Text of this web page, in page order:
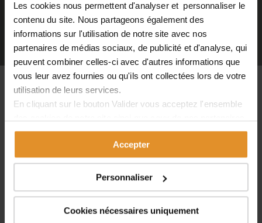
Les cookies nous permettent d'analyser et personnaliser le
contenu du site. Nous partageons également des
informations sur l'utilisation de notre site avec nos
partenaires de médias sociaux, de publicité et d'analyse, qui
peuvent combiner celles-ci avec d'autres informations que
vous leur avez fournies ou qu'ils ont collectées lors de votre
utilisation de leurs services.
En cliquant sur le bouton Validervous acceptez l'ensemble
Vous pouvez également choisir les catégories de cookies
que vous acceptez en cliquant sur le lien
Accepter
Personnaliser
Cookies nécessaires uniquement
RÉNOVATION D’UN DEUX
PIÈCES – PARIS 16
Nous avons été missionné pour rénover
Parisdans le 16ème arrondissement. Cet appartement a
subi une transformation complète qui a nécessité 2 mois et
demi de travaux de rénovation.
rénovation de cet appartementa eu lieu à proximité